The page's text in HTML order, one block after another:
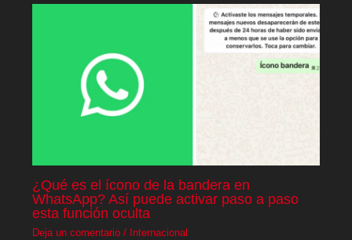
¿Qué es el ícono de la bandera en
WhatsApp? Así puede activar paso a paso
esta función oculta
Deja un comentario / Internacional